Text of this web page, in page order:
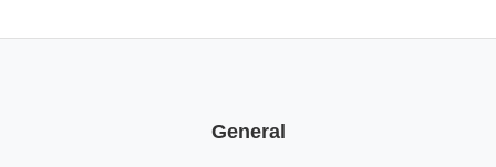
General